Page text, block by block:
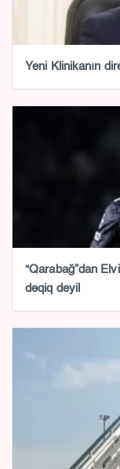
Yeni Klinikanın
“Qarabağ”dan
dəqiq deyil